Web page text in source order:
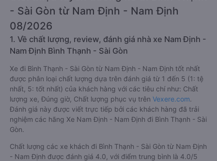
- Sài Gòn từ Nam Định - Nam Định
08/2026
1. Về chất lượng, review, đánh giá nhà xe Nam Định -
Nam Định Bình Thạnh - Sài Gòn
Xe đi Bình Thạnh - Sài Gòn từ Nam Định - Nam Định tốt nhất
được phân loại chất lượng dựa trên đánh giá từ 1 đến 5 (1: tệ
nhất, 5: tốt nhất) của khách hàng với các tiêu chí như: Chất
lượng xe, Đúng giờ, Chất lượng phục vụ trên Vexere.com.
Đánh giá này được viết trực tiếp bởi các khách hàng đã trải
nghiệm các hãng Xe Nam Định - Nam Định đi Bình Thạnh - Sài
Gòn.
Chất lượng các xe khách đi Bình Thạnh - Sài Gòn từ Nam Định
- Nam Định được đánh giá 4.0, với điểm trung bình là 4.0/5